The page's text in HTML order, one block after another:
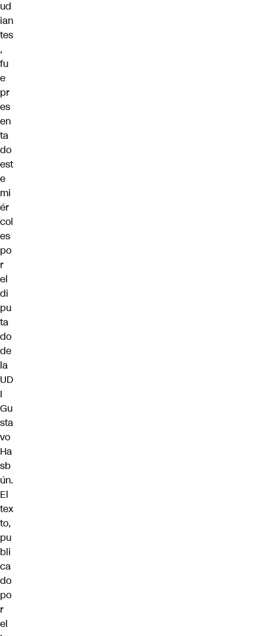
ud
ian
tes
,
fu
e
pr
es
en
ta
do
est
e
mi
ér
col
es
po
r
el
di
pu
ta
do
de
la
UD
I
Gu
sta
vo
Ha
sb
ún.
El
tex
to,
pu
bli
ca
do
po
r
el